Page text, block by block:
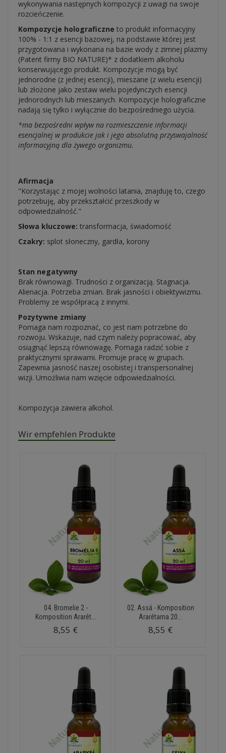
wykonywania następnych kompozycji z uwagi na swoje
rozcieńczenie.
Kompozycje holograficzne to produkt informacyjny
100% - 1:1 z esencji bazowej, na podstawie której jest
przygotowana i wykonana na bazie wody z zimnej plazmy
(Patent firmy BIO NATURE)* z dodatkiem alkoholu
konserwującego produkt. Kompozycje mogą być
jednorodne (z jednej esencji), mieszane (z wielu esencji)
lub złożone jako zestaw wielu pojedynczych esencji
jednorodnych lub mieszanych. Kompozycje holograficzne
nadają się tylko i wyłącznie do bezpośredniego użycia.
*ma bezpośredni wpływ na rozmieszczenie informacji
esencjalnej w produkcie jak i jego absolutną przyswajalność
informacyjną dla żywego organizmu.
Afirmacja
"Korzystając z mojej wolności latania, znajduję to, czego
potrzebuję, aby przekształcić przeszkody w
odpowiedzialność."
Słowa kluczowe: transformacja, świadomość
Czakry: splot słoneczny, gardła, korony
Stan negatywny
Brak równowagi. Trudności z organizacją. Stagnacja.
Alienacja. Potrzeba zmian. Brak jasności i obiektywizmu.
Problemy ze współpracą z innymi.
Pozytywne zmiany
Pomaga nam rozpoznać, co jest nam potrzebne do
rozwoju. Wskazuje, nad czym należy popracować, aby
osiągnąć lepszą równowagę. Pomaga radzić sobie z
praktycznymi sprawami. Promuje pracę w grupach.
Zapewnia jasność naszej osobistej i transpersonalnej
wizji. Umożliwia nam wzięcie odpowiedzialności.
Kompozycja zawiera alkohol.
Wir empfehlen Produkte
04. Bromelie 2 -
Komposition Ararêt...
8,55 €
02. Assá - Komposition
Ararêtama 20...
8,55 €